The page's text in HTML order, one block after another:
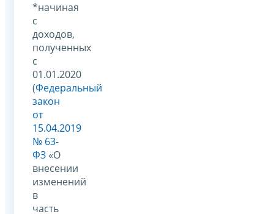
*начиная
с
доходов,
полученных
с
01.01.2020
(Федеральный
закон
от
15.04.2019
№ 63-
ФЗ «О
внесении
изменений
в
часть